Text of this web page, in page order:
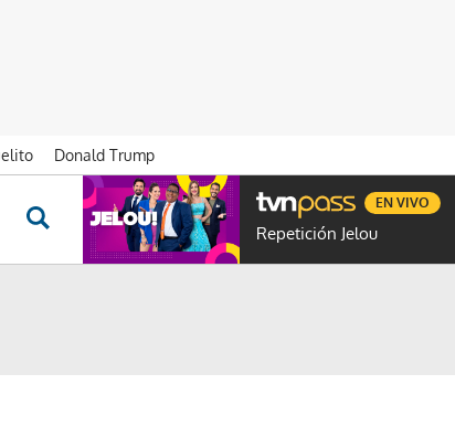
Donald Trump
ESPECIALES NOVELAS PROGRAMAS GENTE TVN
Repetición Jelou
EN VIVO